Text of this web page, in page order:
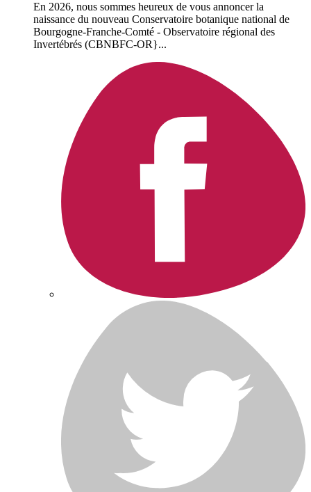
En 2026, nous sommes heureux de vous annoncer la
naissance du nouveau Conservatoire botanique national de
Bourgogne-Franche-Comté - Observatoire régional des
Invertébrés (CBNBFC-OR}...